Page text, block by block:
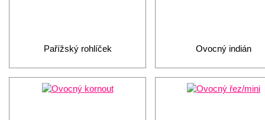
Pařížský rohlíček Ovocný indián